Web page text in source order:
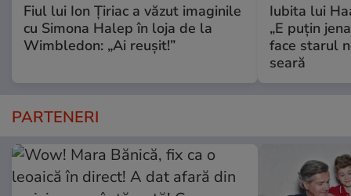
Fiul lui Ion Țiriac a văzut imaginile
cu Simona Halep în loja de la
Wimbledon: „Ai reușit!”
Iubita lui
„E puțin
face starul
seară
PARTENERI